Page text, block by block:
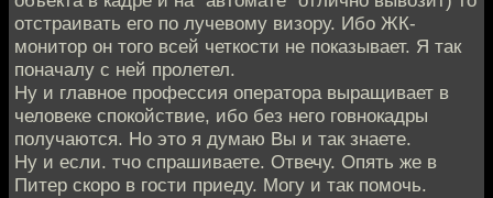
отстраивать его по лучевому визору. Ибо ЖК-
монитор он того всей четкости не показывает. Я так
поначалу с ней пролетел.
Ну и главное профессия оператора выращивает в
человеке спокойствие, ибо без него говнокадры
получаются. Но это я думаю Вы и так знаете.
Ну и если. тчо спрашиваете. Отвечу. Опять же в
Питер скоро в гости приеду. Могу и так помочь.